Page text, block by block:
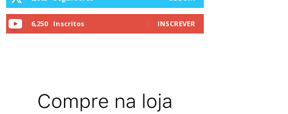
6,250 Inscritos INSCREVER